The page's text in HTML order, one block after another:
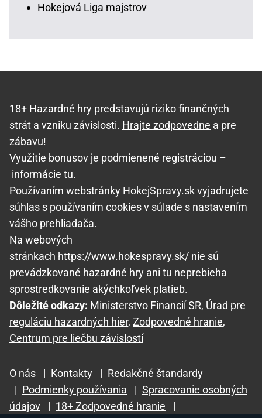
Hokejová Liga majstrov
18+ Hazardné hry predstavujú riziko finančných
strát a vzniku závislosti. Hrajte zodpovedne a pre
zábavu!
Využitie bonusov je podmienené registráciou –
informácie tu.
Používaním webstránky HokejSpravy.sk vyjadrujete
súhlas s používaním cookies v súlade s nastavením
vášho prehliadača.
Na webových
stránkach https://www.hokespravy.sk/ nie sú
prevádzkované hazardné hry ani tu neprebieha
sprostredkovanie akýchkoľvek platieb.
Dôležité odkazy: Ministerstvo Financií SR, Úrad pre
reguláciu hazardných hier, Zodpovedné hranie,
Centrum pre liečbu závislostí
O nás | Kontakty | Redakčné štandardy
| Podmienky používania | Spracovanie osobných
údajov
| 18+ Zodpovedné hranie
|